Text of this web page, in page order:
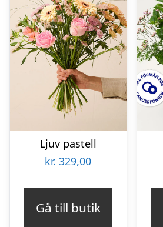
Ljuv pastell
kr. 329,00
Gå till butik